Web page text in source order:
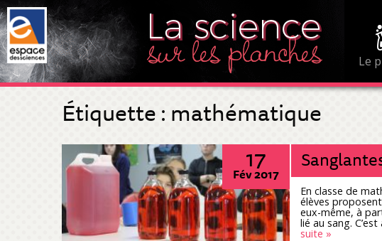
Le
Étiquette : mathématique
17
Fév 2017
En classe de
élèves
eux-même, à
lié au sang.
suite »